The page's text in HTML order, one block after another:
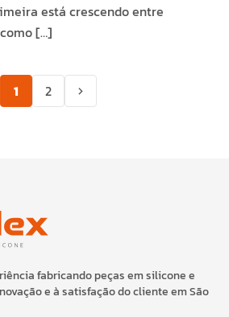
está crescendo entre
[…]
1 2
fabricando peças em silicone e
e à satisfação do cliente em São